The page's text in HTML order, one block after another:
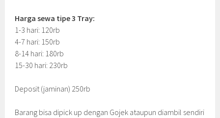
Harga sewa tipe 3 Tray:
1-3 hari: 120rb
4-7 hari: 150rb
8-14 hari: 180rb
15-30 hari: 230rb
Deposit (jaminan) 250rb
Barang bisa dipick up dengan Gojek ataupun diambil sendiri